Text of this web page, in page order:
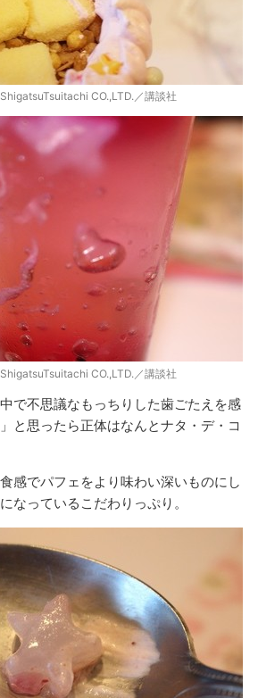
CO.,LTD.／講談社
CO.,LTD.／講談社
で不思議なもっちりした歯ごたえを感
と思ったら正体はなんとナタ・デ・コ
感でパフェをより味わい深いものにし
なっているこだわりっぷり。